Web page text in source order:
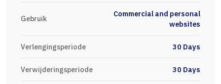
Gebruik
Commercial and personal
websites
Verlengingsperiode 30 Days
Verwijderingsperiode 30 Days